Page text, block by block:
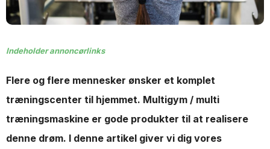
Indeholder annoncørlinks
Flere og flere mennesker ønsker et komplet
træningscenter til hjemmet. Multigym / multi
træningsmaskine er gode produkter til at realisere
denne drøm. I denne artikel giver vi dig vores